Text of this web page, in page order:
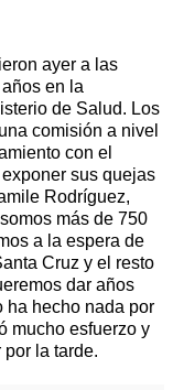
ayer a las
en la
de Salud. Los
comisión a nivel
con el
sus quejas
Rodríguez,
más de 750
a la espera de
Cruz y el resto
dar años
ha hecho nada por
mucho esfuerzo y
la tarde.